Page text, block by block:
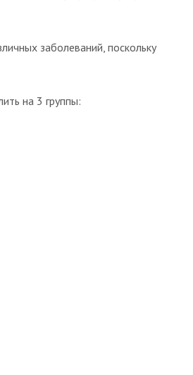
заболеваний, поскольку
на 3 группы: